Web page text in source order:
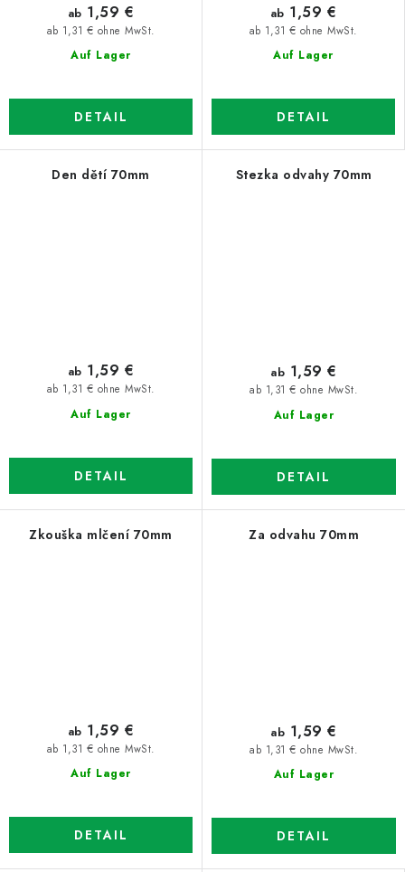
Auf Lager
ab 1,31 € ohne MwSt.
ab 1,59 €
DETAIL
Auf Lager
ab 1,31 € ohne MwSt.
ab 1,59 €
DETAIL
Den dětí 70mm
Auf Lager
ab 1,31 € ohne MwSt.
ab 1,59 €
DETAIL
Stezka odvahy 70mm
Auf Lager
ab 1,31 € ohne MwSt.
ab 1,59 €
DETAIL
Zkouška mlčení 70mm
Auf Lager
ab 1,31 € ohne MwSt.
ab 1,59 €
DETAIL
Za odvahu 70mm
Auf Lager
ab 1,31 € ohne MwSt.
ab 1,59 €
DETAIL